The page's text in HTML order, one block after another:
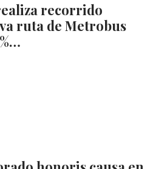
recorrido
ruta de Metrobus